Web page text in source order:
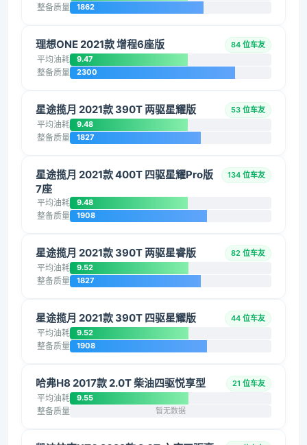
整备质量 1862
理想ONE 2021款 增程6座版 84 位车友
平均油耗 9.47
整备质量 2300
星途揽月 2021款 390T 两驱星耀版 53 位车友
平均油耗 9.48
整备质量 1827
星途揽月 2021款 400T 四驱星耀Pro版
7座
134 位车友
平均油耗 9.48
整备质量 1908
星途揽月 2021款 390T 两驱星睿版 82 位车友
平均油耗 9.52
整备质量 1827
星途揽月 2021款 390T 四驱星耀版 44 位车友
平均油耗 9.52
整备质量 1908
哈弗H8 2017款 2.0T 柴油四驱悦享型 21 位车友
平均油耗 9.55
整备质量 暂无数据